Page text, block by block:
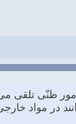
ظنّى
در مواد خارجى